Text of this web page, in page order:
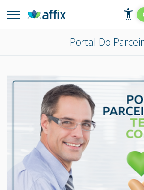
content
Affix
Administradora de Benefícios
Portal Do